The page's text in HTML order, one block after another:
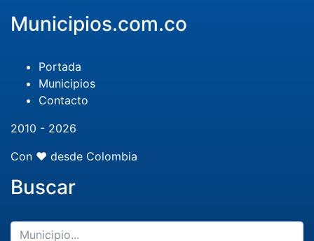
Municipios.com.co
Portada
Municipios
Contacto
2010 - 2026
Con ❤️ desde Colombia
Buscar